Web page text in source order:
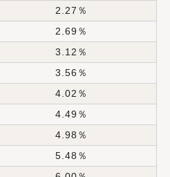
2.27％
2.69％
3.12％
3.56％
4.02％
4.49％
4.98％
5.48％